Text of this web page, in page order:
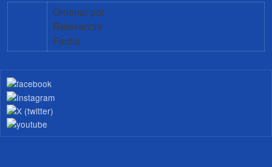
Ordenar por
Relevancia
Fecha